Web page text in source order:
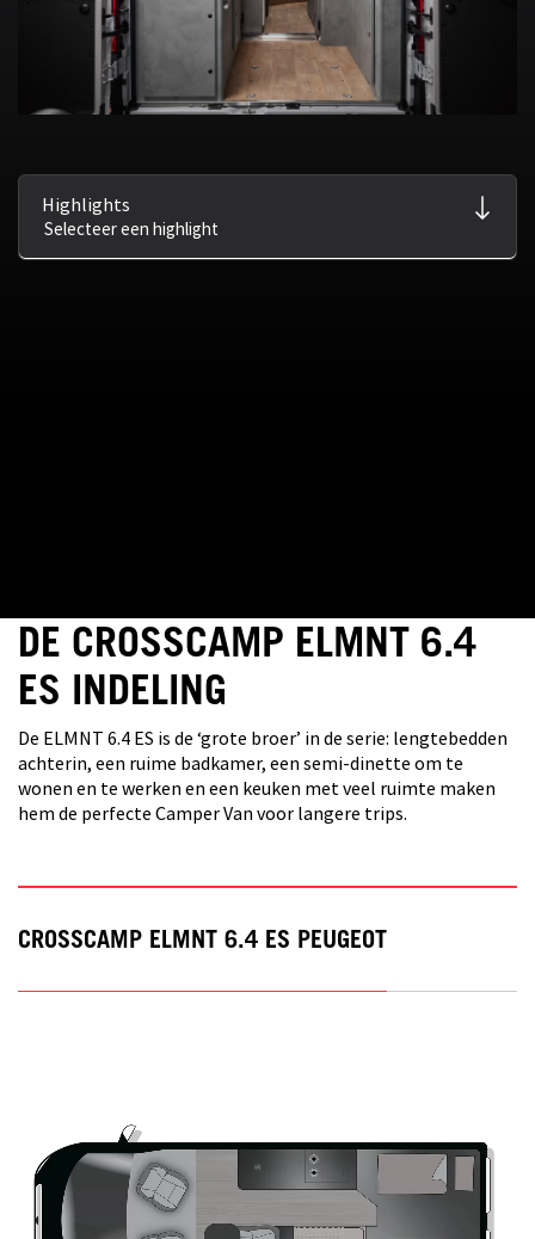
Highlights
DE CROSSCAMP ELMNT 6.4
ES INDELING
De ELMNT 6.4 ES is de ‘grote broer’ in de serie: lengtebedden
achterin, een ruime badkamer, een semi-dinette om te
wonen en te werken en een keuken met veel ruimte maken
hem de perfecte Camper Van voor langere trips.
CROSSCAMP ELMNT 6.4 ES PEUGEOT